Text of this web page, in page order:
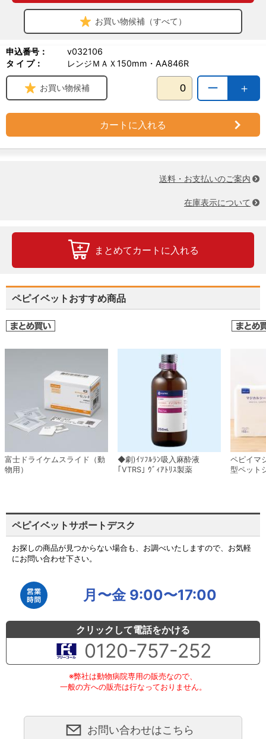
お買い物候補（すべて）
申込番号：
v032106
タ イ プ：
レンジＭＡＸ150mm・AA846R
＋
ー
お買い物候補
カートに入れる
送料・お支払いのご案内
在庫表示について
まとめてカートに入れる
ペピイベットおすすめ商品
富士ドライケムスライド（動
物用）
◆劇)ｲｿﾌﾙﾗﾝ吸入麻酔液
｢VTRS｣ ｳﾞｨｱﾄﾘｽ製薬
ペピイマ
型ペット
ペピイベットサポートデスク
お探しの商品が見つからない場合も、お調べいたしますので、お気軽
にお問い合わせ下さい。
月〜金 9:00〜17:00
クリックして電話をかける
0120-757-252
※弊社は動物病院専用の販売なので、
一般の方への販売は行なっておりません。
お問い合わせはこちら